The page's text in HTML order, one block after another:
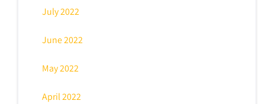
July 2022
June 2022
May 2022
April 2022